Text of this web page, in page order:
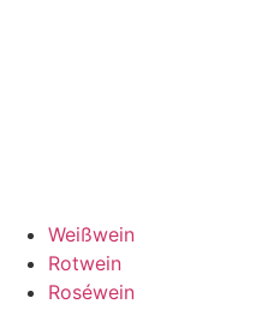
Weißwein
Rotwein
Roséwein